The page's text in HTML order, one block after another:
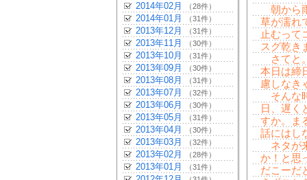
2014年02月 （28件）
2014年01月 （31件）
2013年12月 （31件）
2013年11月 （30件）
2013年10月 （31件）
2013年09月 （30件）
2013年08月 （31件）
2013年07月 （32件）
2013年06月 （30件）
2013年05月 （31件）
2013年04月 （30件）
2013年03月 （32件）
2013年02月 （28件）
2013年01月 （31件）
朝から
草が濡れ
止むって
スグ乾き
さてと
本日は締
慮しなき
そんな
日、遅く
すか。ま
話にはし
ネタが
か！と思
だこーだ